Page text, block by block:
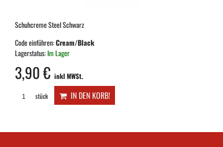
Schuhcreme Steel Schwarz
Code einführen:Cream/Black
Lagerstatus:Im Lager
3,90 € inkl MWSt.
stück IN DEN KORB!